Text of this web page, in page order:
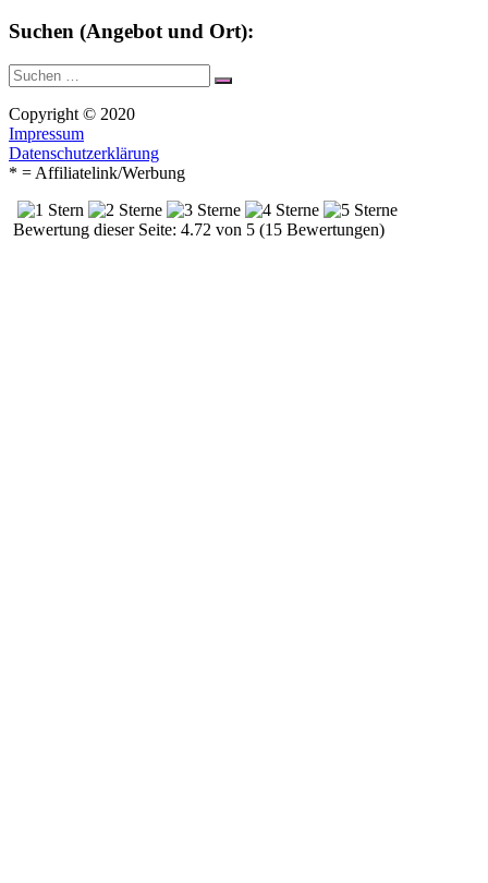
Suchen (Angebot und Ort):
Suche
nach:
Suchen
Copyright © 2020
Impressum
Datenschutzerklärung
* = Affiliatelink/Werbung
Bewertung dieser Seite: 4.72 von 5 (15 Bewertungen)